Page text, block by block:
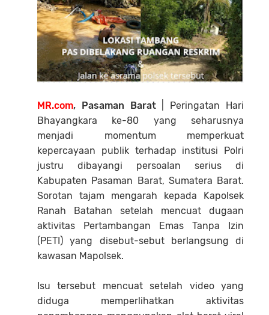
MR.com, Pasaman Barat| Peringatan Hari
Bhayangkara ke-80 yang seharusnya
menjadi momentum memperkuat
kepercayaan publik terhadap institusi Polri
justru dibayangi persoalan serius di
Kabupaten Pasaman Barat, Sumatera Barat.
Sorotan tajam mengarah kepada Kapolsek
Ranah Batahan setelah mencuat dugaan
aktivitas Pertambangan Emas Tanpa Izin
(PETI) yang disebut-sebut berlangsung di
kawasan Mapolsek.
Isu tersebut mencuat setelah video yang
diduga memperlihatkan aktivitas